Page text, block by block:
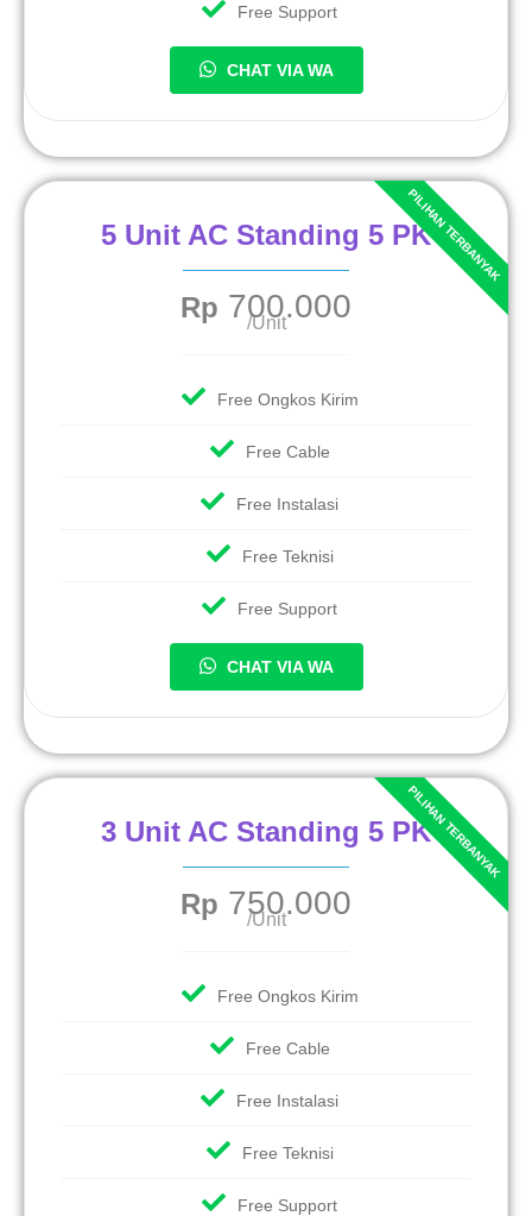
Free Support
CHAT VIA WA
5 Unit AC Standing 5 PK
Rp 700.000
/Unit
Free Ongkos Kirim
Free Cable
Free Instalasi
Free Teknisi
Free Support
CHAT VIA WA
3 Unit AC Standing 5 PK
Rp 750.000
/Unit
Free Ongkos Kirim
Free Cable
Free Instalasi
Free Teknisi
Free Support